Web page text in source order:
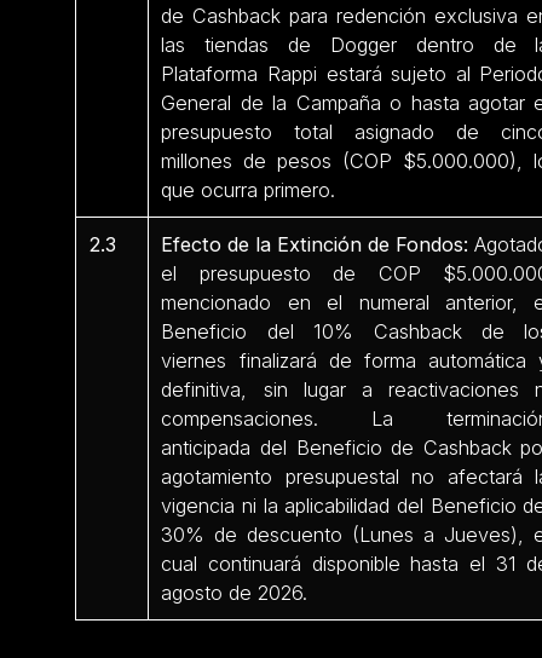
de Cashback para redención exclusiva
las tiendas de Dogger dentro de
Plataforma Rappi estará sujeto al
General de la Campaña o hasta agotar
presupuesto total asignado de
millones de pesos (COP $5.000.000),
que ocurra primero.
2.3 Efecto de la Extinción de Fondos:
el presupuesto de COP
mencionado en el numeral anterior,
Beneficio del 10% Cashback de
viernes finalizará de forma automática
definitiva, sin lugar a reactivaciones
compensaciones. La
anticipada del Beneficio de Cashback
agotamiento presupuestal no afectará
vigencia ni la aplicabilidad del Beneficio
30% de descuento (Lunes a Jueves),
cual continuará disponible hasta el 31
agosto de 2026.